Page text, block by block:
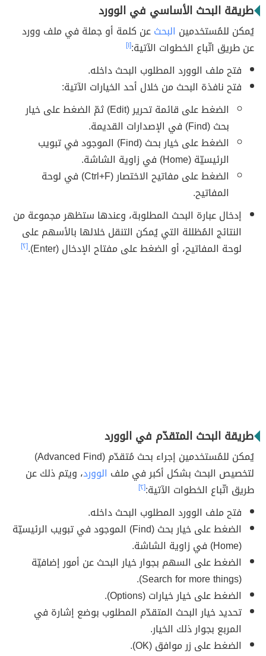
طريقة البحث الأساسي في الوورد
يُمكن للمُستخدمين البحثعن كلمة أو جملة في ملف وورد
عن طريق اتّباع الخطوات الآتية:[١]
فتح ملف الوورد المطلوب البحث داخله.
فتح نافذة البحث من خلال أحد الخيارات الآتية:
الضغط على قائمة تحرير (Edit) ثمّ الضغط على خيار
بحث (Find) في الإصدارات القديمة.
الضغط على خيار بحث (Find) الموجود في تبويب
الرئيسيّة (Home) في زاوية الشاشة.
الضغط على مفاتيح الاختصار (Ctrl+F) في لوحة
المفاتيح.
إدخال عبارة البحث المطلوبة، وعندها ستظهر مجموعة من
النتائج المُظللة التي يُمكن التنقل خلالها بالأسهم على
لوحة المفاتيح، أو الضغط على مفتاح الإدخال (Enter).
[٢]
طريقة البحث المتقدّم في الوورد
يُمكن للمُستخدمين إجراء بحث مُتقدّم (Advanced Find)
لتخصيص البحث بشكل أكبر في ملف الوورد، ويتم ذلك عن
طريق اتّباع الخطوات الآتية:[٢]
فتح ملف الوورد المطلوب البحث داخله.
الضغط على خيار بحث (Find) الموجود في تبويب الرئيسيّة
(Home) في زاوية الشاشة.
الضغط على السهم بجوار خيار البحث عن أمور إضافيّة
(Search for more things).
الضغط على خيار خيارات (Options).
تحديد خيار البحث المتقدّم المطلوب بوضع إشارة في
المربع بجوار ذلك الخيار.
الضغط على زر موافق (OK).